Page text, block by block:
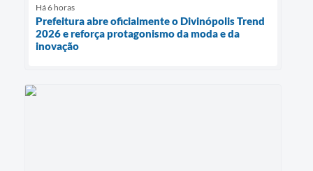
Há 6 horas
Prefeitura abre oficialmente o Divinópolis Trend
2026 e reforça protagonismo da moda e da
inovação